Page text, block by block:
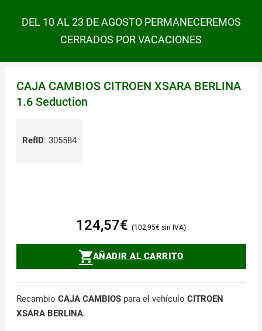
DEL 10 AL 23 DE AGOSTO PERMANECEREMOS
CERRADOS POR VACACIONES
CAJA CAMBIOS CITROEN XSARA BERLINA
1.6 Seduction
RefID: 305584
124,57€ 102,95€
AÑADIR AL CARRITO
Recambio CAJA CAMBIOSpara el vehículo CITROEN
XSARA BERLINA.